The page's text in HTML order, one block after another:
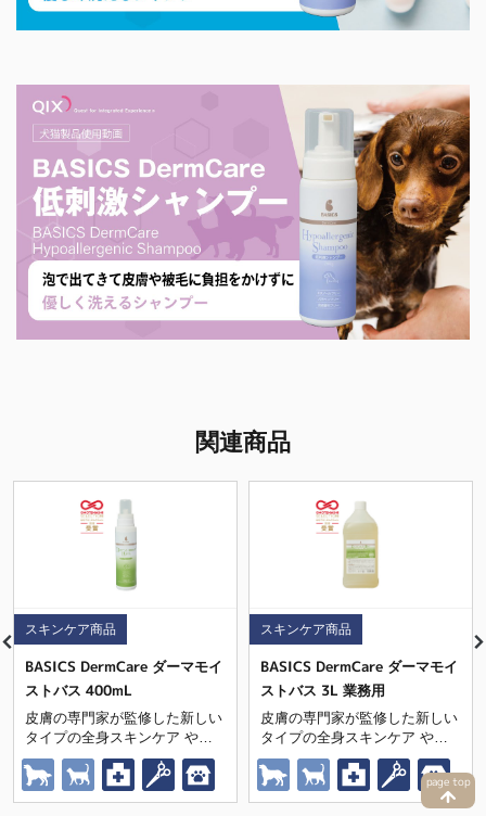
関連商品
スキンケア商品
BASICS DermCare ダーマモイ
ストバス 400mL
皮膚の専門家が監修した新しい
タイプの全身スキンケア やさ
しく汚れを落としながら、皮膚
の水分・油分を補い保つ
スキンケア商品
BASICS DermCare ダーマモイ
ストバス 3L 業務用
皮膚の専門家が監修した新しい
タイプの全身スキンケア やさ
しく汚れを落としながら、皮膚
の水分・油分を補い保つ
page top